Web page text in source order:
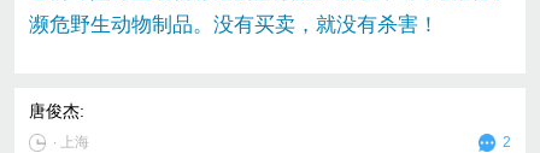
濒危野生动物制品。没有买卖，就没有杀害！
唐俊杰:
∙ 上海 2